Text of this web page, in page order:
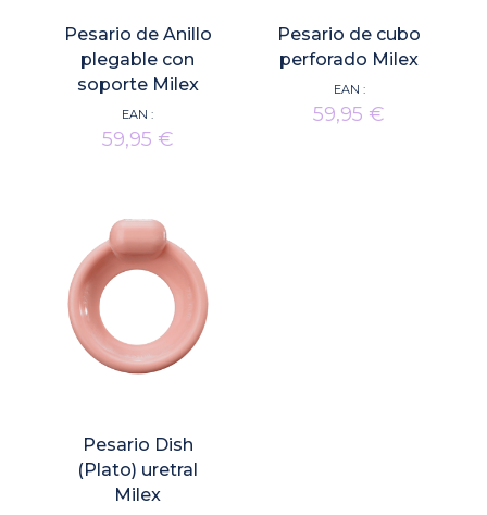
Pesario de Anillo
plegable con
soporte Milex
EAN :
59,95 €
Pesario de cubo
perforado Milex
EAN :
59,95 €
Pesario Dish
(Plato) uretral
Milex